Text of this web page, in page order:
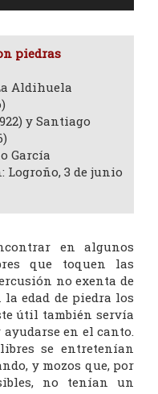
piedras
Aldihuela
y Santiago
García
Logroño, 3 de junio
en algunos
que toquen las
no exenta de
la edad de piedra los
útil también servía
en el canto.
se entretenían
y mozos que, por
no tenían un